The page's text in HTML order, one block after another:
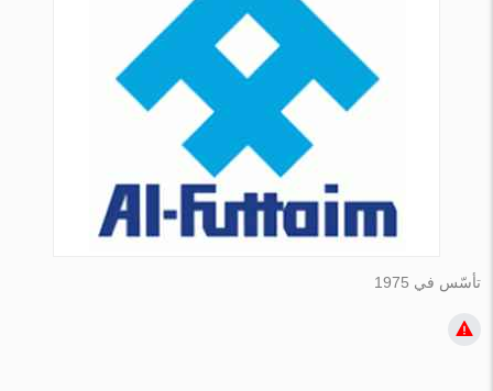
تأسّس في 1975